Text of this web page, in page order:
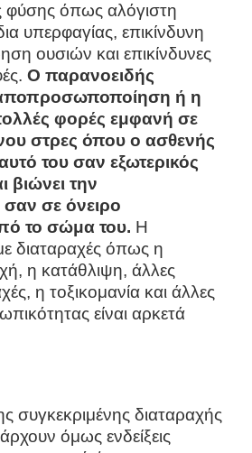
φύσης όπως αλόγιστη
υπερφαγίας, επικίνδυνη
ουσιών και επικίνδυνες
O παρανοειδής
ή η
φορές εμφανή σε
στρες όπου ο ασθενής
του σαν εξωτερικός
βιώνει την
σε όνειρο
το σώμα του. Η
διαταραχές όπως η
η κατάθλιψη, άλλες
η τοξικομανία και άλλες
είναι αρκετά
συγκεκριμένης διαταραχής
όμως ενδείξεις